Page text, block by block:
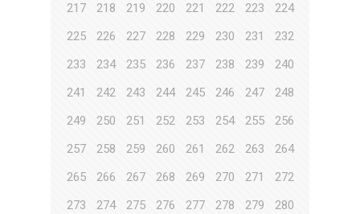
217
218 219 220 221 222 223
224
225
226 227 228 229 230 231
232
233
234 235 236 237 238 239
240
241
242 243 244 245 246 247
248
249
250 251 252 253 254 255
256
257
258 259 260 261 262 263
264
265
266 267 268 269 270 271
272
273
274 275 276 277 278 279
280